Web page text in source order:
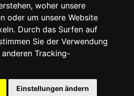
woher unsere
oder um unsere Website
Durch das Surfen auf
Sie der Verwendung
Tracking-
Einstellungen ändern